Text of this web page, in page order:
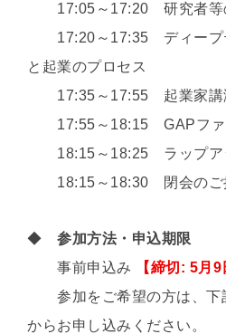
17:05～17:20 研究者等
17:20～17:35 ディープ
と起業のプロセス
17:35～17:55 起業家講
17:55～18:15 GAPファ
18:15～18:25 ラップア
18:15～18:30 閉会のご
◆ 参加方法・申込期限
事前申込み
【締切: 5月
参加をご希望の方は、下
からお申し込みください。